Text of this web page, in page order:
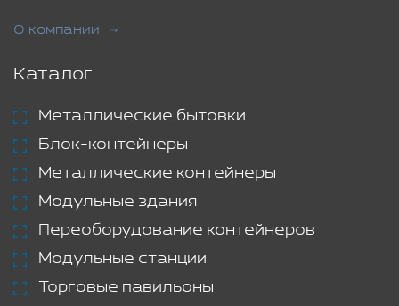
О компании
Каталог
Металлические бытовки
Блок-контейнеры
Металлические контейнеры
Модульные здания
Переоборудование контейнеров
Модульные станции
Торговые павильоны